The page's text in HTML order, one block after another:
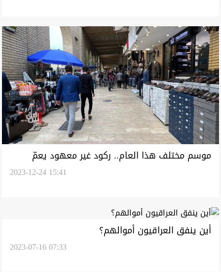
موسم مختلف هذا العام.. ركود غير معهود يعمّ
2023-12-24 15:41
أين ينفق العراقيون أموالهم؟
2023-07-16 07:33